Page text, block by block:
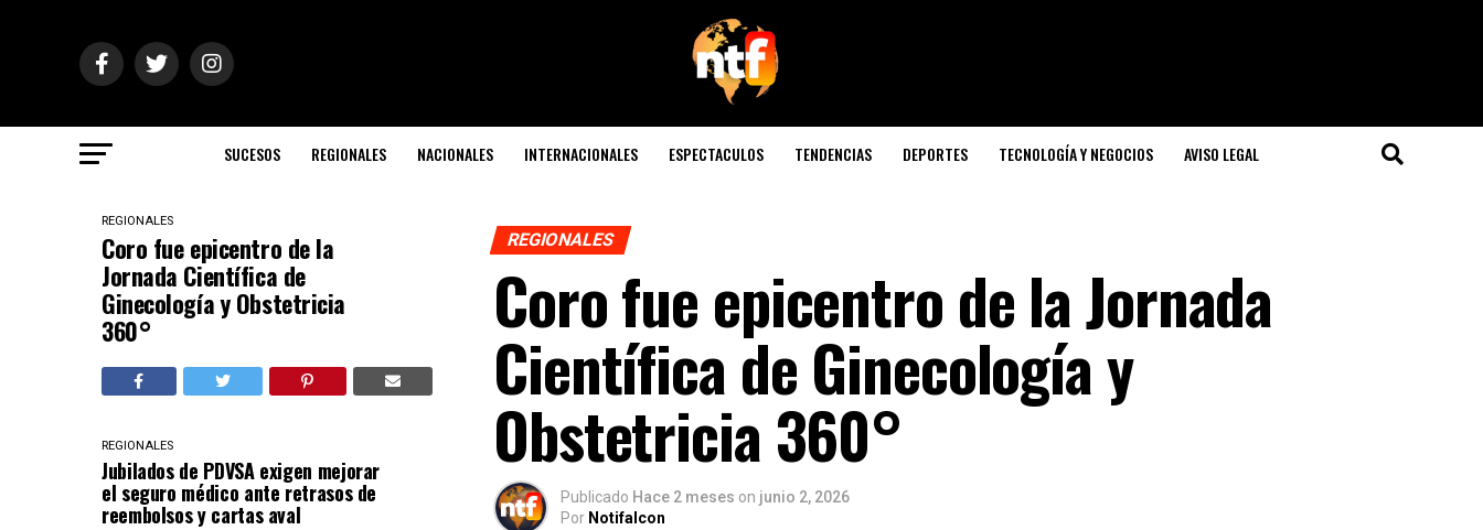
SUCESOS REGIONALES NACIONALES INTERNACIONALES ESPECTACULOS TENDENCIAS DEPORTES TECNOLOGÍA Y NEGOCIOS AVISO LEGAL
REGIONALES
Coro fue epicentro de la
Jornada Científica de
Ginecología y Obstetricia
360°
REGIONALES
Jubilados de PDVSA exigen mejorar
el seguro médico ante retrasos de
reembolsos y cartas aval
REGIONALES
Coro fue epicentro de la Jornada
Científica de Ginecología y
Obstetricia 360°
Publicado Hace 2 meses on junio 2, 2026
Por Notifalcon